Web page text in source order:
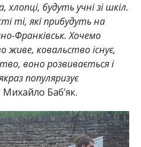
хлопці, будуть учні зі шкіл.
ті, які прибудуть на
Франківськ. Хочемо
ковальство існує,
воно розвивається і
популяризує
Михайло Баб’як.